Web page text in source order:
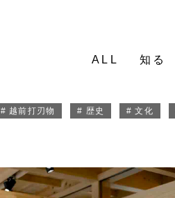
ALL 知る
# 越前打刃物 # 歴史 # 文化